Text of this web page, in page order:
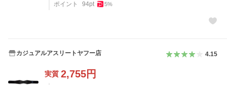
ポイント
94pt 5%
カジュアルアスリートヤフー店 4.15
実質 2,755円